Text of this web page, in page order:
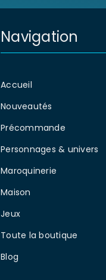
Navigation
Accueil
Nouveautés
Précommande
Personnages & univers
Maroquinerie
Maison
Jeux
Toute la boutique
Blog